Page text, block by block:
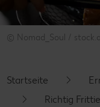
© Nomad_Soul /
Startseite
Richtig